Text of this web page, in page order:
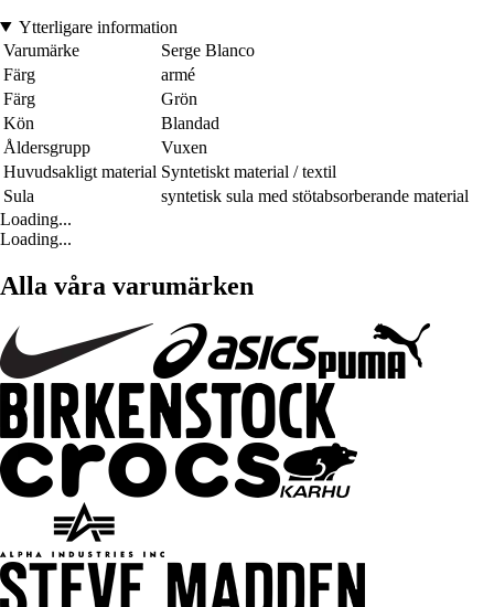
Ytterligare information
Varumärke
Serge Blanco
Färg
armé
Färg
Grön
Kön
Blandad
Åldersgrupp
Vuxen
Huvudsakligt material Syntetiskt material / textil
Sula
syntetisk sula med stötabsorberande material
Loading...
Loading...
Alla våra varumärken